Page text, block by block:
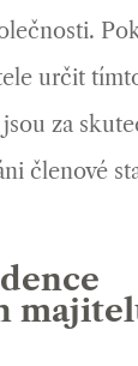
určit
za
členové